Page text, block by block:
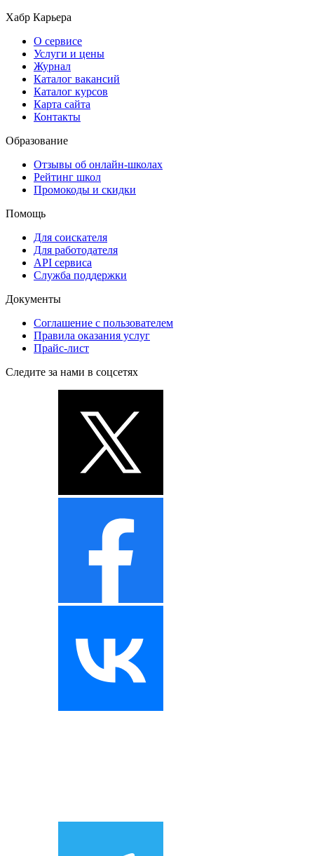
Хабр Карьера
О сервисе
Услуги и цены
Журнал
Каталог вакансий
Каталог курсов
Карта сайта
Контакты
Образование
Отзывы об онлайн-школах
Рейтинг школ
Промокоды и скидки
Помощь
Для соискателя
Для работодателя
API сервиса
Служба поддержки
Документы
Соглашение с пользователем
Правила оказания услуг
Прайс-лист
Следите за нами в соцсетях